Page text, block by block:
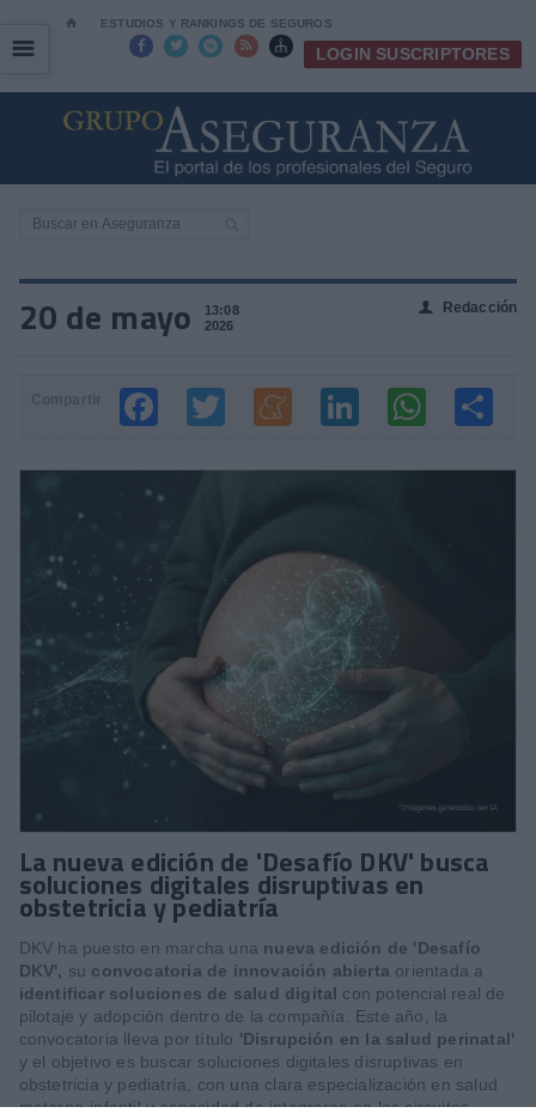
⌂ ESTUDIOS Y RANKINGS DE SEGUROS
     LOGIN SUSCRIPTORES
☰
☰
20 de mayo
13:08
2026
👤 Redacción
La nueva edición de 'Desafío DKV' busca
soluciones digitales disruptivas en
obstetricia y pediatría
DKV ha puesto en marcha una nueva edición de 'Desafío
DKV', su convocatoria de innovación abierta orientada a
identificar soluciones de salud digital con potencial real de
pilotaje y adopción dentro de la compañía. Este año, la
convocatoria lleva por título 'Disrupción en la salud perinatal'
y el objetivo es buscar soluciones digitales disruptivas en
obstetricia y pediatría, con una clara especialización en salud
materno-infantil y capacidad de integrarse en los circuitos